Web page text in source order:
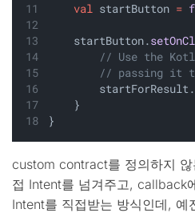
val startButton =
    startButton.
// Use the
// passing it
        startForResult.
    }
}
custom contract를 정의하지
접 Intent를 넘겨주고, callback
Intent를 직접받는 방식인데, 예